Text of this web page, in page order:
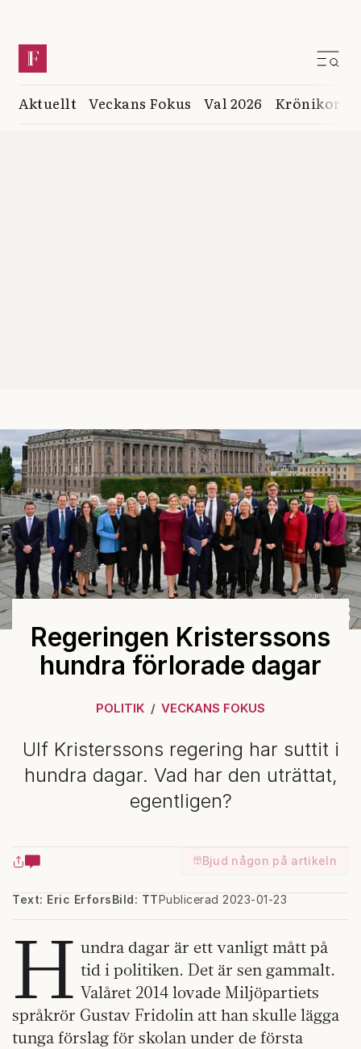
Aktuellt Veckans Fokus Val 2026 Krönikor
Regeringen Kristerssons
hundra förlorade dagar
POLITIK VECKANS FOKUS
Ulf Kristerssons regering har suttit i
hundra dagar. Vad har den uträttat,
egentligen?
Bjud någon på artikeln
Text: Eric Erfors Publicerad 2023-01-23
Bild: TT
H undra dagar är ett vanligt mått på
tid i politiken. Det är sen gammalt.
Valåret 2014 lovade Miljöpartiets
språkrör Gustav Fridolin att han skulle lägga
tunga förslag för skolan under de första